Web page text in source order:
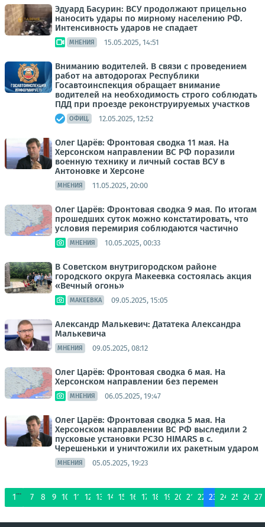
Эдуард Басурин: ВСУ продолжают прицельно
наносить удары по мирному населению РФ.
Интенсивность ударов не спадает
МНЕНИЯ 15.05.2025, 14:51
Вниманию водителей. В связи с проведением
работ на автодорогах Республики
Госавтоинспекция обращает внимание
водителей на необходимость строго соблюдать
ПДД при проезде реконструируемых участков
ОФИЦ. 12.05.2025, 12:52
Олег Царёв: Фронтовая сводка 11 мая. На
Херсонском направлении ВС РФ поразили
военную технику и личный состав ВСУ в
Антоновке и Херсоне
МНЕНИЯ 11.05.2025, 20:00
Олег Царёв: Фронтовая сводка 9 мая. По итогам
прошедших суток можно констатировать, что
условия перемирия соблюдаются частично
МНЕНИЯ 10.05.2025, 00:33
В Советском внутригородском районе
городского округа Макеевка состоялась акция
«Вечный огонь»
МАКЕЕВКА 09.05.2025, 15:05
Александр Малькевич: Дататека Александра
Малькевича
МНЕНИЯ 09.05.2025, 08:12
Олег Царёв: Фронтовая сводка 6 мая. На
Херсонском направлении без перемен
МНЕНИЯ 06.05.2025, 19:47
Олег Царёв: Фронтовая сводка 5 мая. На
Херсонском направлении ВС РФ выследили 2
пусковые установки РСЗО HIMARS в с.
Черешеньки и уничтожили их ракетным ударом
МНЕНИЯ 05.05.2025, 19:23
1
...
7 8 9 10 11 12 13 14 15 16 17 18 19 20 21 22 23 24 25 26 27